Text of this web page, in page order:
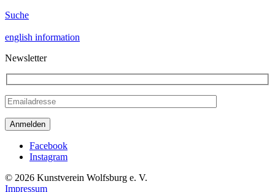
Suche
english information
Newsletter
Facebook
Instagram
© 2026 Kunstverein Wolfsburg e. V.
Impressum